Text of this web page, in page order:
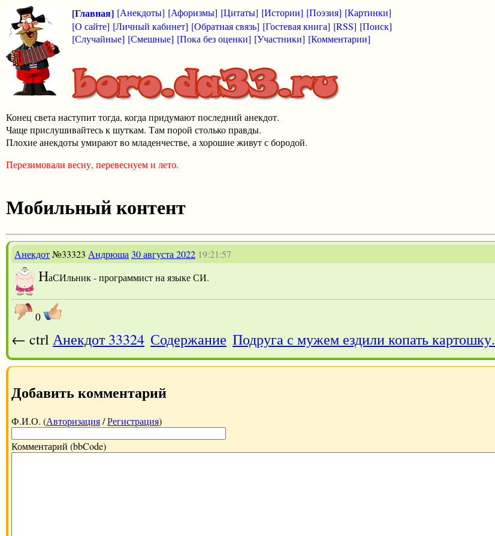
[Главная] [Анекдоты] [Афоризмы] [Цитаты] [Истории] [Поэзия] [Картинки]
[О сайте] [Личный кабинет] [Обратная связь] [Гостевая книга] [RSS] [Поиск]
[Случайные] [Смешные] [Пока без оценки] [Участники] [Комментарии]
Конец света наступит тогда, когда придумают последний анекдот.
Чаще прислушивайтесь к шуткам. Там порой столько правды.
Плохие анекдоты умирают во младенчестве, а хорошие живут с бородой.
Перезимовали весну, перевеснуем и лето.
Мобильный контент
Анекдот№33323 Андрюша 30 августа 2022 19:21:57
НаСИльник - программист на языке СИ.
0
← ctrl Анекдот 33324 Содержание Подруга с мужем ездили копать картошку.
Добавить комментарий
Ф.И.О. (Авторизация/Регистрация)
Комментарий (bbCode)